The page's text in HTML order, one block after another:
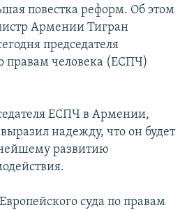
повестка реформ. Об этом
Армении Тигран
председателя
правам человека (ЕСПЧ)
ЕСПЧ в Армении,
надежду, что он будет
развитию
суда по правам